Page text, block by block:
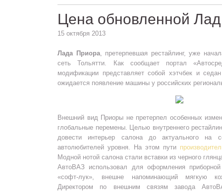
Цена обновленной
15 октября 2013
Лада Приора, претерпевшая рестайлинг, уже
сеть Тольятти. Как сообщает портал
модификации представляет собой хэтчбек и
ожидается появление машины у российских
Внешний вид Приоры не претерпел особенных
глобальные перемены. Целью внутреннего
довести интерьер салона до актуального на
автолюбителей уровня. На этом пути
Модной нотой салона стали вставки из черного
АвтоВАЗ использовал для оформления
«софт-лук», внешне напоминающий мягкую
Директором по внешним связям завода